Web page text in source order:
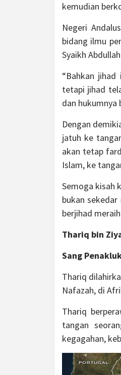
kemudian
Negeri
bidang ilmu
Syaikh
“Bahkan
tetapi jihad
dan hukumnya
Dengan
jatuh ke
akan tetap
Islam, ke
Semoga kisah
bukan
berjihad
Thariq bin
Sang
Thariq
Nafazah, di
Thariq
tangan
kegagahan,